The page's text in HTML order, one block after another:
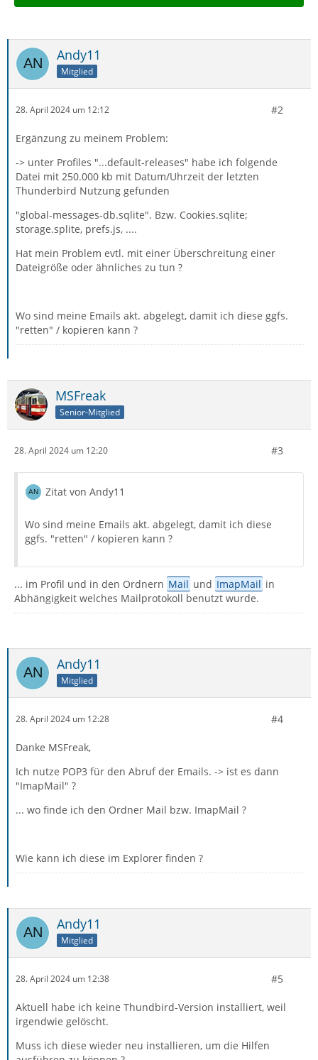
Andy11
Mitglied
28. April 2024 um 12:12 #2
Ergänzung zu meinem Problem:
-> unter Profiles "...default-releases" habe ich folgende
Datei mit 250.000 kb mit Datum/Uhrzeit der letzten
Thunderbird Nutzung gefunden
"global-messages-db.sqlite". Bzw. Cookies.sqlite;
storage.splite, prefs.js, ....
Hat mein Problem evtl. mit einer Überschreitung einer
Dateigröße oder ähnliches zu tun ?
Wo sind meine Emails akt. abgelegt, damit ich diese ggfs.
"retten" / kopieren kann ?
MSFreak
Senior-Mitglied
28. April 2024 um 12:20 #3
Zitat von Andy11
Wo sind meine Emails akt. abgelegt, damit ich diese
ggfs. "retten" / kopieren kann ?
... im Profil und in den Ordnern Mail und ImapMail in
Abhängigkeit welches Mailprotokoll benutzt wurde.
Andy11
Mitglied
28. April 2024 um 12:28 #4
Danke MSFreak,
Ich nutze POP3 für den Abruf der Emails. -> ist es dann
"ImapMail" ?
... wo finde ich den Ordner Mail bzw. ImapMail ?
Wie kann ich diese im Explorer finden ?
Andy11
Mitglied
28. April 2024 um 12:38 #5
Aktuell habe ich keine Thundbird-Version installiert, weil
irgendwie gelöscht.
Muss ich diese wieder neu installieren, um die Hilfen